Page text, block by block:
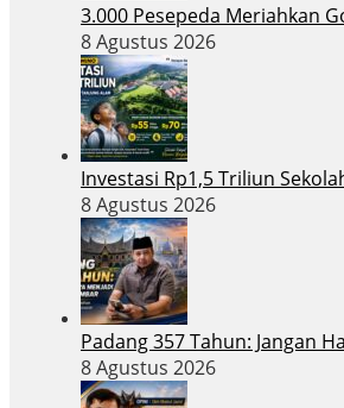
3.000 Pesepeda Meriahkan
8 Agustus 2026
Investasi Rp1,5 Triliun
8 Agustus 2026
Padang 357 Tahun: Jangan
8 Agustus 2026